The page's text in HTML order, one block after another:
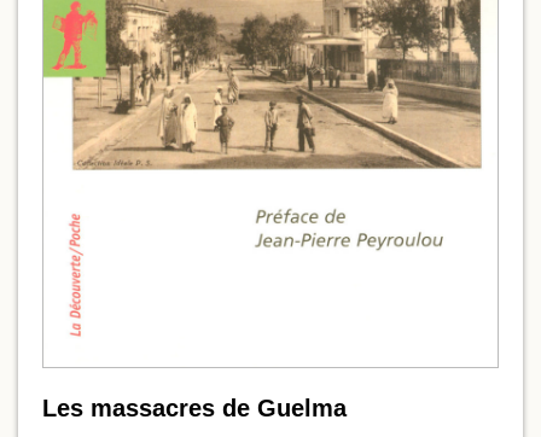
Les massacres de Guelma